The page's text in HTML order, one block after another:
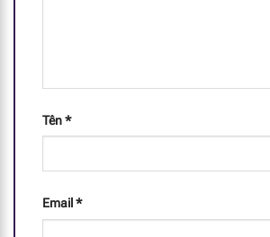
id="1942"]
[popup_anything
Tên*
Email*